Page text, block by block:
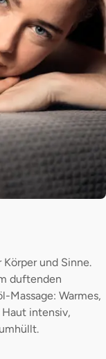
und Sinne.
duftenden
Massage: Warmes,
intensiv,